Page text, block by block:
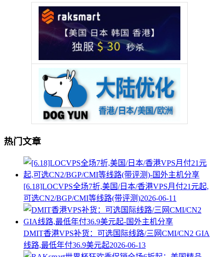
热门文章
[6.18]LOCVPS全场7折,美国/日本/香港VPS月付21元起,
可选CN2/BGP/CMI等线路(带评测)2026-06-11
DMIT香港VPS补货：可选国际线路/三网CMI/CN2 GIA
线路,最低年付36.9美元起2026-06-13